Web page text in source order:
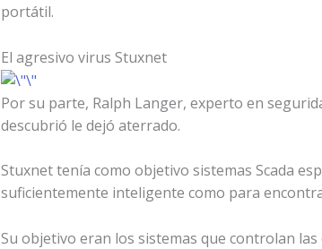
portátil.
El agresivo virus Stuxnet
Por su parte, Ralph Langer, experto en
descubrió le dejó aterrado.
Stuxnet tenía como objetivo sistemas Scada
suficientemente inteligente como para
Su objetivo eran los sistemas que controlan